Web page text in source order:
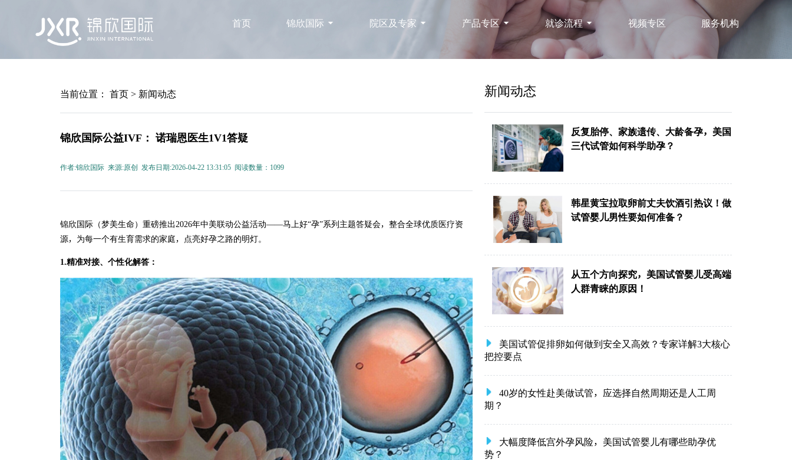
首页 锦欣国际 院区及专家 产品专区 就诊流程 视频专区 服务机构
当前位置： 首页 > 新闻动态
锦欣国际公益IVF： 诺瑞恩医生1V1答疑
作者:锦欣国际 来源:原创 发布日期:2026-04-22 13:31:05 阅读数量：1099
锦欣国际（梦美生命）重磅推出2026年中美联动公益活动——马上好“孕”系列主题答疑会，整合全球优质医疗资
源，为每一个有生育需求的家庭，点亮好孕之路的明灯。
1.精准对接、个性化解答：
新闻动态
反复胎停、家族遗传、大龄备孕，美国
三代试管如何科学助孕？
韩星黄宝拉取卵前丈夫饮酒引热议！做
试管婴儿男性要如何准备？
从五个方向探究，美国试管婴儿受高端
人群青睐的原因！
美国试管促排卵如何做到安全又高效？专家详解3大核心
把控要点
40岁的女性赴美做试管，应选择自然周期还是人工周
期？
大幅度降低宫外孕风险，美国试管婴儿有哪些助孕优
势？